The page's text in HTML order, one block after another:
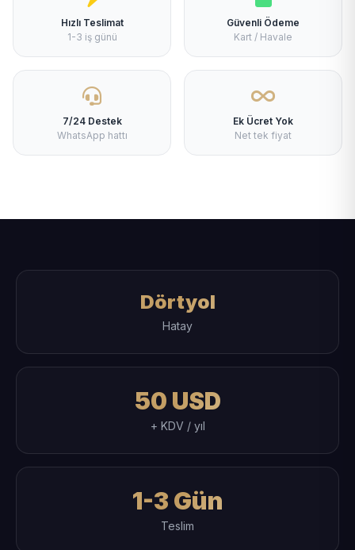
Hızlı Teslimat
1-3 iş günü
Güvenli Ödeme
Kart / Havale
7/24 Destek
WhatsApp hattı
Ek Ücret Yok
Net tek fiyat
Dörtyol
Hatay
50 USD
+ KDV / yıl
1-3 Gün
Teslim